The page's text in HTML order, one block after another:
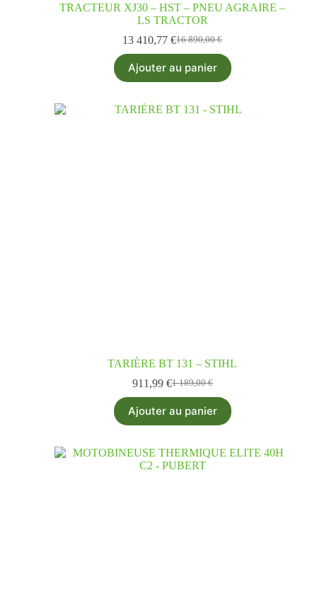
TRACTEUR XJ30 – HST – PNEU AGRAIRE –
LS TRACTOR
16 890,00€
13 410,77€
Ajouter au panier
TARIÈRE BT 131 – STIHL
1 189,00€
911,99 €
Ajouter au panier